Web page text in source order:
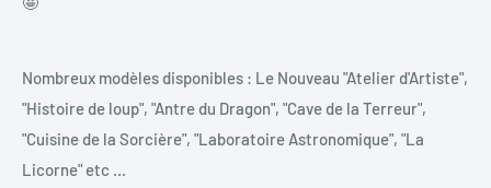
Nombreux modèles disponibles : Le Nouveau "Atelier d'Artiste",
"Histoire de loup", "Antre du Dragon", "Cave de la Terreur",
"Cuisine de la Sorcière", "Laboratoire Astronomique", "La
Licorne" etc ...